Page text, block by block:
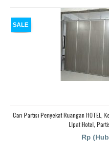
SALE
Cari Partisi Penyekat Ruangan HOTEL,
LIpat Hotel,
Rp